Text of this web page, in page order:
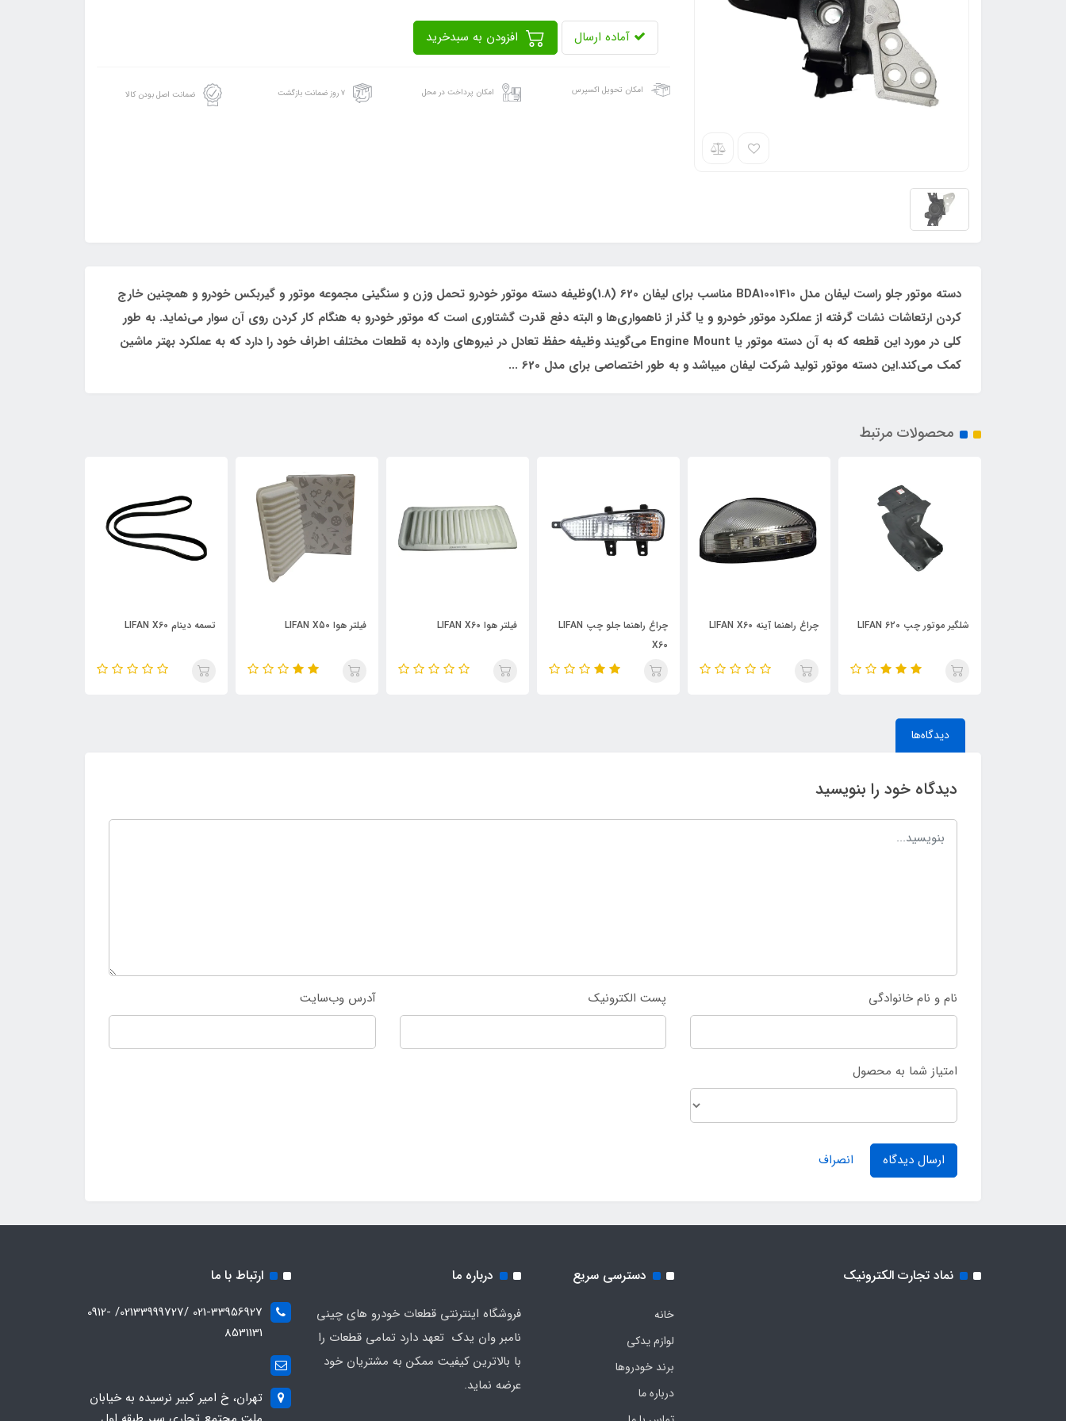
آماده ارسال
امکان تحویل اکسپرس امکان پرداخت در محل ۷ روز ضمانت بازگشت ضمانت اصل بودن کالا
دسته موتور جلو راست لیفان مدل BDA1001410 مناسب برای لیفان 620 (1.8)وظیفه دسته موتور خودرو تحمل وزن و سنگینی مجموعه موتور و گیربکس خودرو و همچنین خارج
کردن ارتعاشات نشات گرفته از عملکرد موتور خودرو و یا گذر از ناهمواری‌ها و البته دفع قدرت گشتاوری است که موتور خودرو به هنگام کار کردن روی آن سوار می‌نماید. به طور
کلی در مورد این قطعه که به آن دسته موتور یا Engine Mount می‌گویند وظیفه حفظ تعادل در نیروهای وارده به قطعات مختلف اطراف خود را دارد که به عملکرد بهتر ماشین
کمک می‌کند.این دسته موتور تولید شرکت لیفان میباشد و به طور اختصاصی برای مدل 620 ...
محصولات مرتبط
چراغ راهنما آینه LIFAN X60
چراغ راهنما جلو چپ LIFAN
فیلتر هوا LIFAN X60 فیلتر هوا LIFAN X50 تسمه دینام LIFAN X60
فیلتر هوا LIFAN X60
دیدگاه‌ها
دیدگاه خود را بنویسید
نام و نام خانوادگی پست الکترونیک آدرس وب‌سایت
امتیاز شما به محصول
ارسال دیدگاه انصراف
نماد تجارت الکترونیک دسترسی سریع
خانه
لوازم یدکی
برند خودروها
درباره ما
درباره ما
فروشگاه اینترنتی قطعات خودرو های چینی
نامبر وان یدک تعهد دارد تمامی قطعات را
با بالاترین کیفیت ممکن به مشتریان خود
عرضه نماید.
ارتباط با ما
021-33956927 /02133999727/ 0912-
8531131
تهران، خ امیر کبیر نرسیده به خیابان